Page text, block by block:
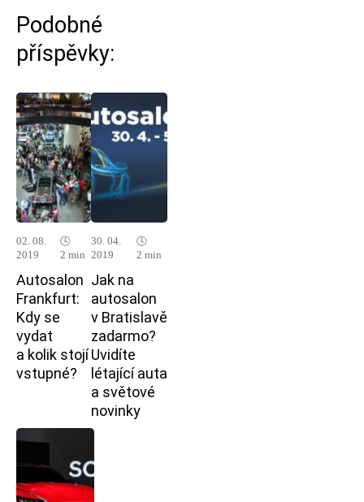
Podobné
příspěvky:
02. 08.
2019
🕓
2 min
Autosalon
Frankfurt:
Kdy se
vydat
a kolik stojí
vstupné?
30. 04.
2019
🕓
2 min
Jak na
autosalon
v Bratislavě
zadarmo?
Uvidíte
létající auta
a světové
novinky